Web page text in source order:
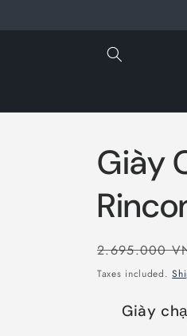
Giày
Regular
price
2.695.000
Taxes included.
Giày